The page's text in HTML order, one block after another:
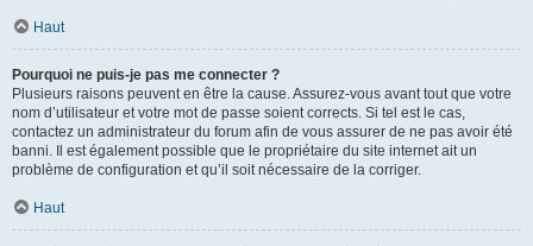
Haut
Pourquoi ne puis-je pas me connecter ?
Plusieurs raisons peuvent en être la cause. Assurez-vous avant tout que votre
nom d’utilisateur et votre mot de passe soient corrects. Si tel est le cas,
contactez un administrateur du forum afin de vous assurer de ne pas avoir été
banni. Il est également possible que le propriétaire du site internet ait un
problème de configuration et qu’il soit nécessaire de la corriger.
Haut